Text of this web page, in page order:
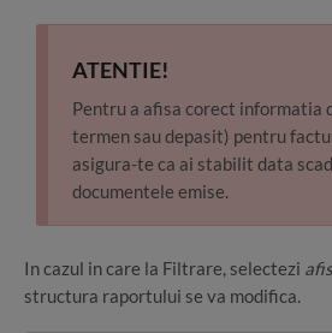
ATENTIE!
Pentru a afisa corect informatia
termen sau depasit) pentru
asigura-te ca ai stabilit data
documentele emise.
In cazul in care la Filtrare, selectezi
structura raportului se va modifica.